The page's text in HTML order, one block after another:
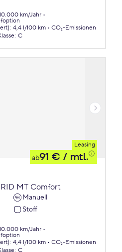
km/Jahr
: 4,4 l/100 km
CO₂-Emissionen
: C
Leasing
ab91 € / mtl.
MT Comfort
Manuell
Stoff
km/Jahr
: 4,4 l/100 km
CO₂-Emissionen
: C